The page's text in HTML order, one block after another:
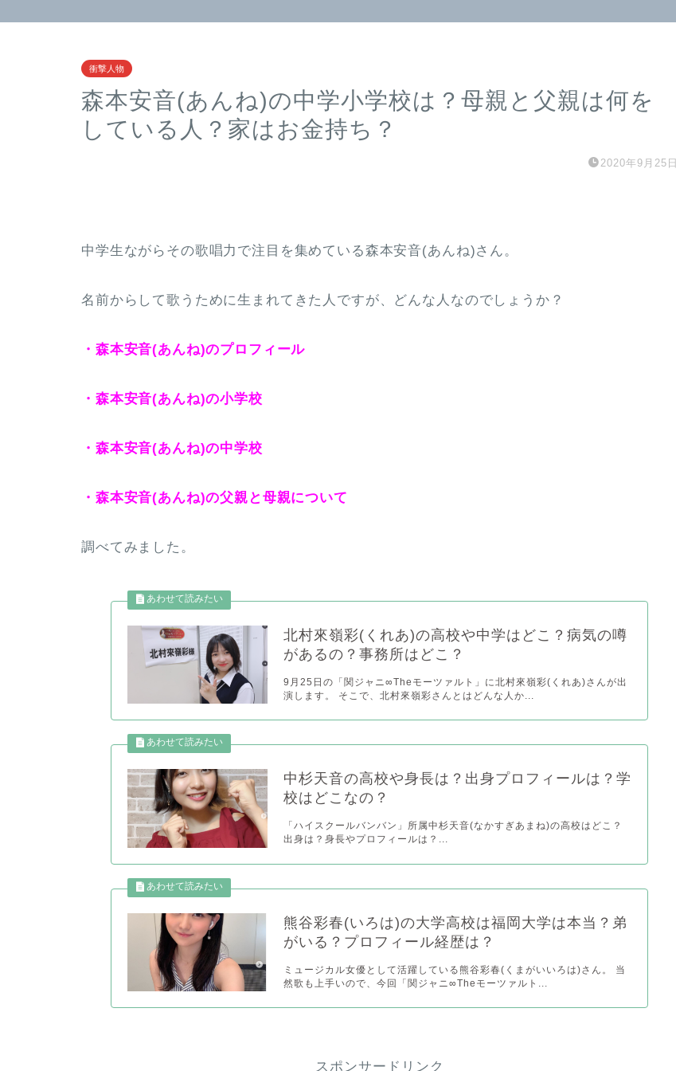
衝撃人物
森本安音(あんね)の中学小学校は？母親と父親は何を
している人？家はお金持ち？
2020年9月25日
中学生ながらその歌唱力で注目を集めている森本安音(あんね)さん。
名前からして歌うために生まれてきた人ですが、どんな人なのでしょうか？
・森本安音(あんね)のプロフィール
・森本安音(あんね)の小学校
・森本安音(あんね)の中学校
・森本安音(あんね)の父親と母親について
調べてみました。
北村來嶺彩(くれあ)の高校や中学はどこ？病気の噂
があるの？事務所はどこ？
9月25日の「関ジャニ∞Theモーツァルト」に北村來嶺彩(くれあ)さんが出
演します。 そこで、北村來嶺彩さんとはどんな人か...
中杉天音の高校や身長は？出身プロフィールは？学
校はどこなの？
「ハイスクールバンバン」所属中杉天音(なかすぎあまね)の高校はどこ？
出身は？身長やプロフィールは？...
熊谷彩春(いろは)の大学高校は福岡大学は本当？弟
がいる？プロフィール経歴は？
ミュージカル女優として活躍している熊谷彩春(くまがいいろは)さん。 当
然歌も上手いので、今回「関ジャニ∞Theモーツァルト...
スポンサードリンク